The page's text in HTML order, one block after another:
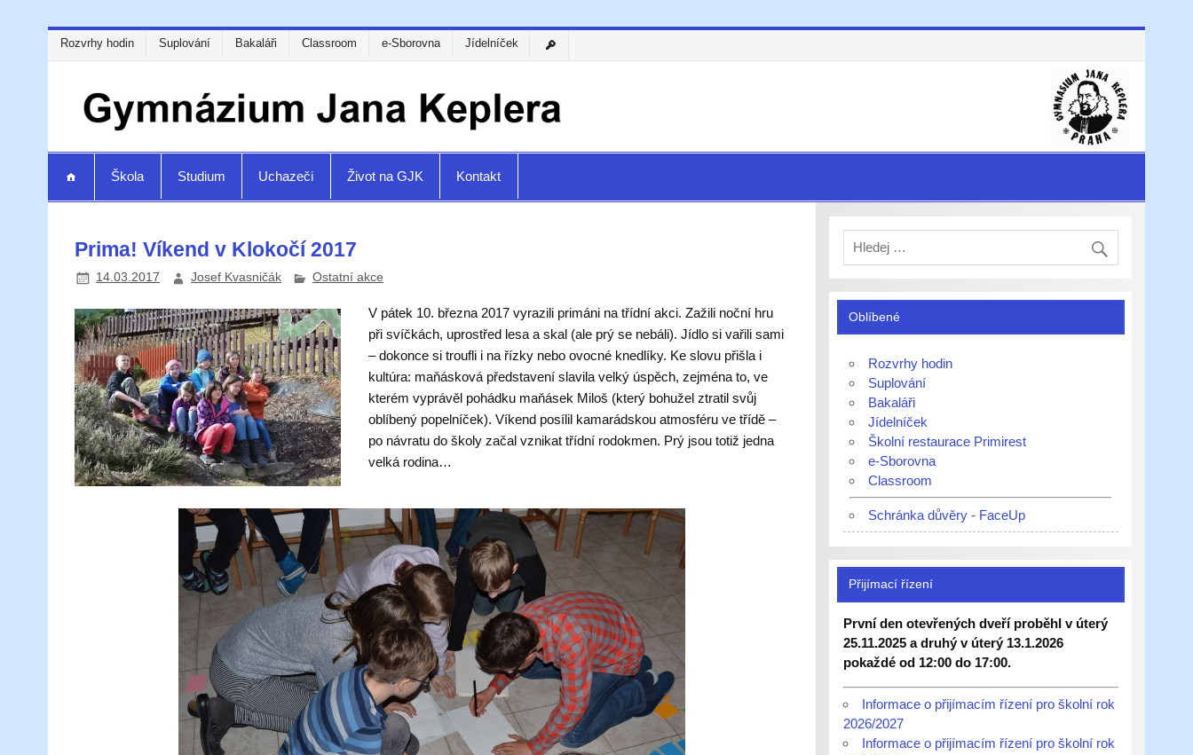
Rozvrhy hodin Suplování Bakaláři Classroom e-Sborovna Jídelníček
Škola Studium Uchazeči Život na GJK Kontakt
Prima! Víkend v Klokočí 2017
14.03.2017 Josef Kvasničák Ostatní akce
V pátek 10. března 2017 vyrazili primáni na třídní akci. Zažili noční hru
při svíčkách, uprostřed lesa a skal (ale prý se nebáli). Jídlo si vařili sami
– dokonce si troufli i na řízky nebo ovocné knedlíky. Ke slovu přišla i
kultúra: maňásková představení slavila velký úspěch, zejména to, ve
kterém vyprávěl pohádku maňásek Miloš (který bohužel ztratil svůj
oblíbený popelníček). Víkend posílil kamarádskou atmosféru ve třídě –
po návratu do školy začal vznikat třídní rodokmen. Prý jsou totiž jedna
velká rodina…
Oblíbené
Rozvrhy hodin
Suplování
Bakaláři
Jídelníček
Školní restaurace Primirest
e-Sborovna
Classroom
Schránka důvěry - FaceUp
Přijímací řízení
První den otevřených dveří proběhl v úterý
25.11.2025 a druhý v úterý 13.1.2026
pokaždé od 12:00 do 17:00.
Informace o přijímacím řízení pro školní rok
2026/2027
Informace o přijímacím řízení pro školní rok